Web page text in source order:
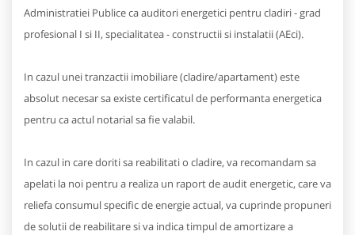
Administratiei Publice ca auditori energetici pentru cladiri - grad
profesional I si II, specialitatea - constructii si instalatii (AEci).
In cazul unei tranzactii imobiliare (cladire/apartament) este
absolut necesar sa existe certificatul de performanta energetica
pentru ca actul notarial sa fie valabil.
In cazul in care doriti sa reabilitati o cladire, va recomandam sa
apelati la noi pentru a realiza un raport de audit energetic, care va
reliefa consumul specific de energie actual, va cuprinde propuneri
de solutii de reabilitare si va indica timpul de amortizare a